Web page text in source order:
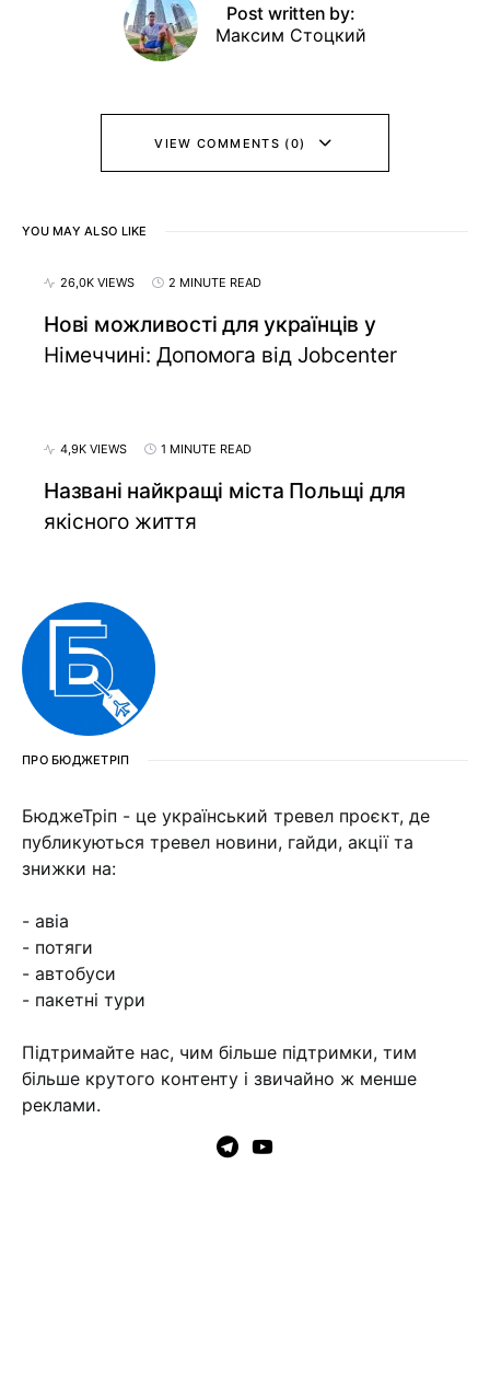
Post written by:
Максим Стоцкий
VIEW COMMENTS (0)
YOU MAY ALSO LIKE
26,0K VIEWS 2 MINUTE READ
Нові можливості для українців у
Німеччині: Допомога від Jobcenter
4,9K VIEWS 1 MINUTE READ
Названі найкращі міста Польщі для
якісного життя
ПРО БЮДЖЕТРІП
БюджеТріп - це український тревел проєкт, де
публикуються тревел новини, гайди, акції та
знижки на:
- авіа
- потяги
- автобуси
- пакетні тури
Підтримайте нас, чим більше підтримки, тим
більше крутого контенту і звичайно ж менше
реклами.